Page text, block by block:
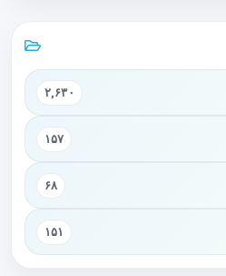
۲,۶۳۰
۱۵۷
۶۸
۱۵۱